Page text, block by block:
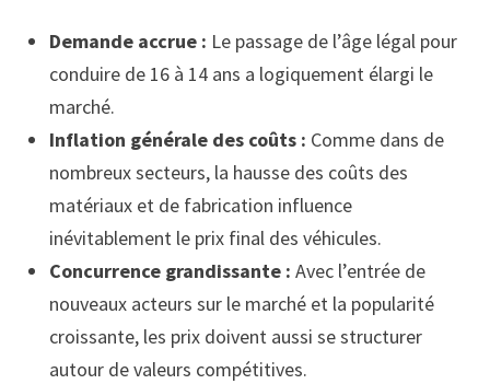
Demande accrue : Le passage de l’âge légal pour
conduire de 16 à 14 ans a logiquement élargi le
marché.
Inflation générale des coûts : Comme dans de
nombreux secteurs, la hausse des coûts des
matériaux et de fabrication influence
inévitablement le prix final des véhicules.
Concurrence grandissante : Avec l’entrée de
nouveaux acteurs sur le marché et la popularité
croissante, les prix doivent aussi se structurer
autour de valeurs compétitives.